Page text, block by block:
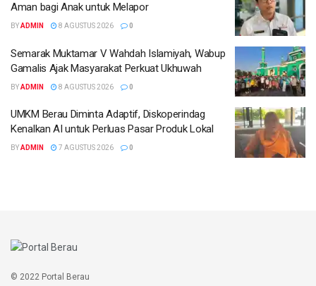
Aman bagi Anak untuk Melapor
BYADMIN 8 AGUSTUS 2026 0
Semarak Muktamar V Wahdah Islamiyah, Wabup
Gamalis Ajak Masyarakat Perkuat Ukhuwah
BYADMIN 8 AGUSTUS 2026 0
UMKM Berau Diminta Adaptif, Diskoperindag
Kenalkan AI untuk Perluas Pasar Produk Lokal
BYADMIN 7 AGUSTUS 2026 0
© 2022 Portal Berau